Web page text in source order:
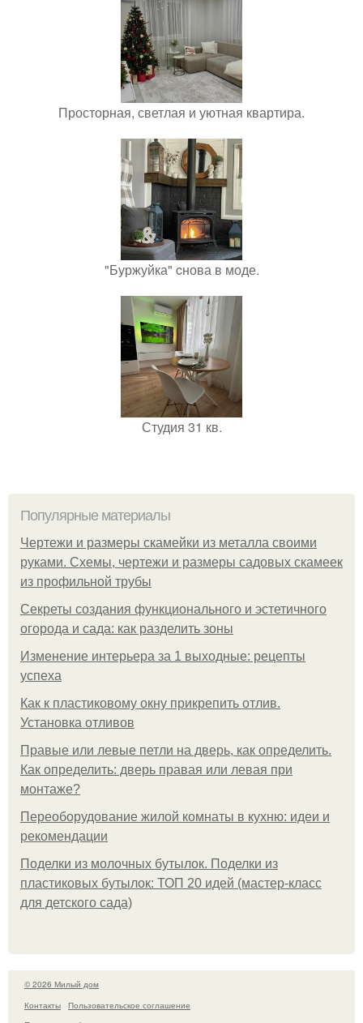
Просторная, светлая и уютная квартира.
"Буржуйка" cнова в моде.
Студия 31 кв.
Популярные материалы
Чертежи и размеры скамейки из металла своими
руками. Схемы, чертежи и размеры садовых скамеек
из профильной трубы
Секреты создания функционального и эстетичного
огорода и сада: как разделить зоны
Изменение интерьера за 1 выходные: рецепты
успеха
Как к пластиковому окну прикрепить отлив.
Установка отливов
Правые или левые петли на дверь, как определить.
Как определить: дверь правая или левая при
монтаже?
Переоборудование жилой комнаты в кухню: идеи и
рекомендации
Поделки из молочных бутылок. Поделки из
пластиковых бутылок: ТОП 20 идей (мастер-класс
для детского сада)
© 2026 Милый дом
Контакты
Пользовательское соглашение